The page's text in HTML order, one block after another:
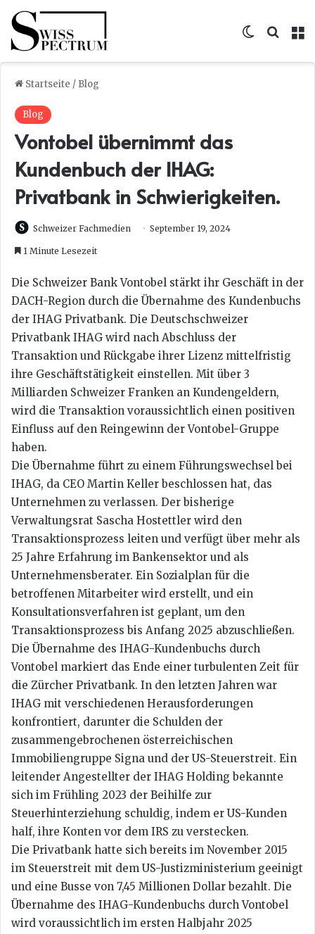
Skin
Startseite / Blog
Blog
Vontobel übernimmt das
Kundenbuch der IHAG:
Privatbank in Schwierigkeiten.
Schweizer Fachmedien September 19, 2024
1 Minute Lesezeit
Die Schweizer Bank Vontobel stärkt ihr Geschäft in der
DACH-Region durch die Übernahme des Kundenbuchs
der IHAG Privatbank. Die Deutschschweizer
Privatbank IHAG wird nach Abschluss der
Transaktion und Rückgabe ihrer Lizenz mittelfristig
ihre Geschäftstätigkeit einstellen. Mit über 3
Milliarden Schweizer Franken an Kundengeldern,
wird die Transaktion voraussichtlich einen positiven
Einfluss auf den Reingewinn der Vontobel-Gruppe
haben.
Die Übernahme führt zu einem Führungswechsel bei
IHAG, da CEO Martin Keller beschlossen hat, das
Unternehmen zu verlassen. Der bisherige
Verwaltungsrat Sascha Hostettler wird den
Transaktionsprozess leiten und verfügt über mehr als
25 Jahre Erfahrung im Bankensektor und als
Unternehmensberater. Ein Sozialplan für die
betroffenen Mitarbeiter wird erstellt, und ein
Konsultationsverfahren ist geplant, um den
Transaktionsprozess bis Anfang 2025 abzuschließen.
Die Übernahme des IHAG-Kundenbuchs durch
Vontobel markiert das Ende einer turbulenten Zeit für
die Zürcher Privatbank. In den letzten Jahren war
IHAG mit verschiedenen Herausforderungen
konfrontiert, darunter die Schulden der
zusammengebrochenen österreichischen
Immobiliengruppe Signa und der US-Steuerstreit. Ein
leitender Angestellter der IHAG Holding bekannte
sich im Frühling 2023 der Beihilfe zur
Steuerhinterziehung schuldig, indem er US-Kunden
half, ihre Konten vor dem IRS zu verstecken.
Die Privatbank hatte sich bereits im November 2015
im Steuerstreit mit dem US-Justizministerium geeinigt
und eine Busse von 7,45 Millionen Dollar bezahlt. Die
Übernahme des IHAG-Kundenbuchs durch Vontobel
wird voraussichtlich im ersten Halbjahr 2025